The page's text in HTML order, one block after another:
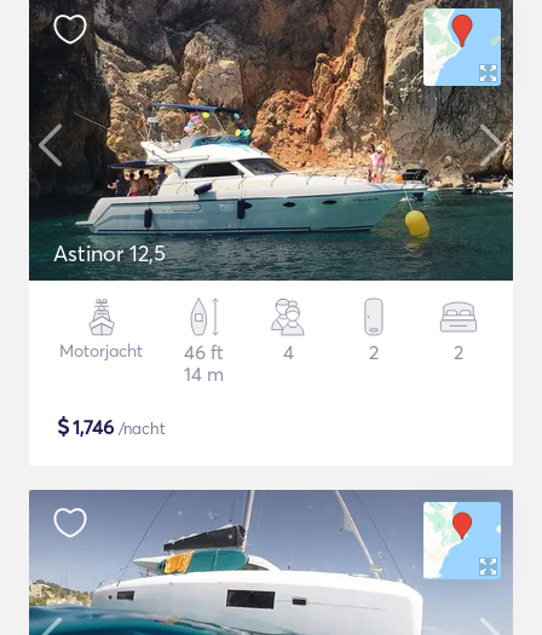
Astinor 12,5
Motorjacht
46 ft
14 m
4 2 2
$1,746 /nacht